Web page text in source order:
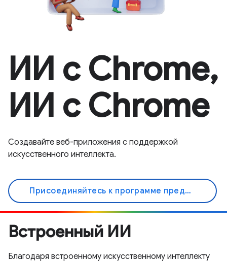
ИИ с Chrome,
ИИ с Chrome
Создавайте веб-приложения с поддержкой
искусственного интеллекта.
Присоединяйтесь к программе предварительного просмотра
Встроенный ИИ
Благодаря встроенному искусственному интеллекту